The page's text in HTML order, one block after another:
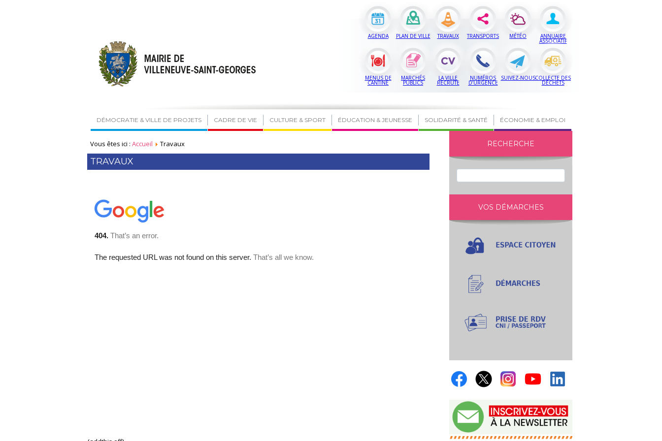
AGENDA PLAN DE VILLE TRAVAUX TRANSPORTS MÉTÉO ANNUAIRE
ASSOCIATIF
MENUS DE
CANTINE
MARCHÉS
PUBLICS
LA VILLE
RECRUTE
NUMÉROS
D’URGENCE
SUIVEZ-NOUSCOLLECTE DES
DÉCHETS
DÉMOCRATIE & VILLE DE PROJETS CADRE DE VIE CULTURE & SPORT ÉDUCATION & JEUNESSE SOLIDARITÉ & SANTÉ ÉCONOMIE & EMPLOI
Vous êtes ici : Accueil Travaux
TRAVAUX
RECHERCHE
VOS DÉMARCHES